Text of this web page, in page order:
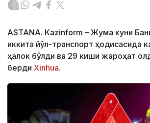
ASTANА. Кazinform – Жума куни
иккита йўл-транспорт ҳодисасида
ҳалок бўлди ва 29 киши жароҳат
берди Xinhua.